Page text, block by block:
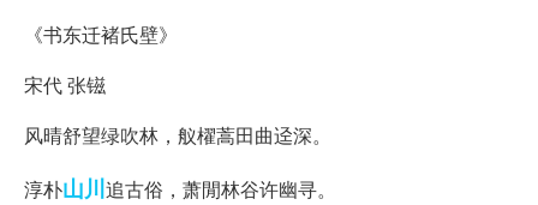
《书东迁褚氏壁》
宋代 张镃
风晴舒望绿吹林，舣櫂蒿田曲迳深。
淳朴山川追古俗，萧閒林谷许幽寻。